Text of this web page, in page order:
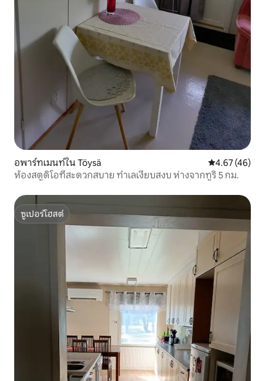
อพาร์ทเมนท์ใน Töysä คะแนนเฉลี่ย
4.67 (46)
ห้องสตูดิโอที่สะดวกสบาย ทำเลเงียบสงบ ห่างจากทูริ 5 กม.
ซูเปอร์โฮสต์
ซูเปอร์โฮสต์